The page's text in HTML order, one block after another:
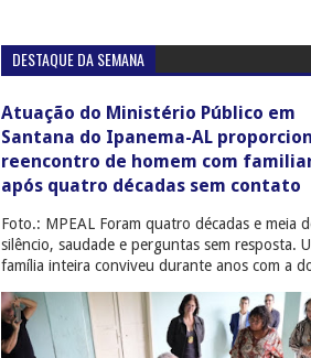
DESTAQUE DA SEMANA
Atuação do Ministério Público em
Santana do Ipanema-AL
reencontro de homem com
após quatro décadas sem contato
Foto.: MPEAL Foram quatro décadas e meia
silêncio, saudade e perguntas sem resposta.
família inteira conviveu durante anos com a